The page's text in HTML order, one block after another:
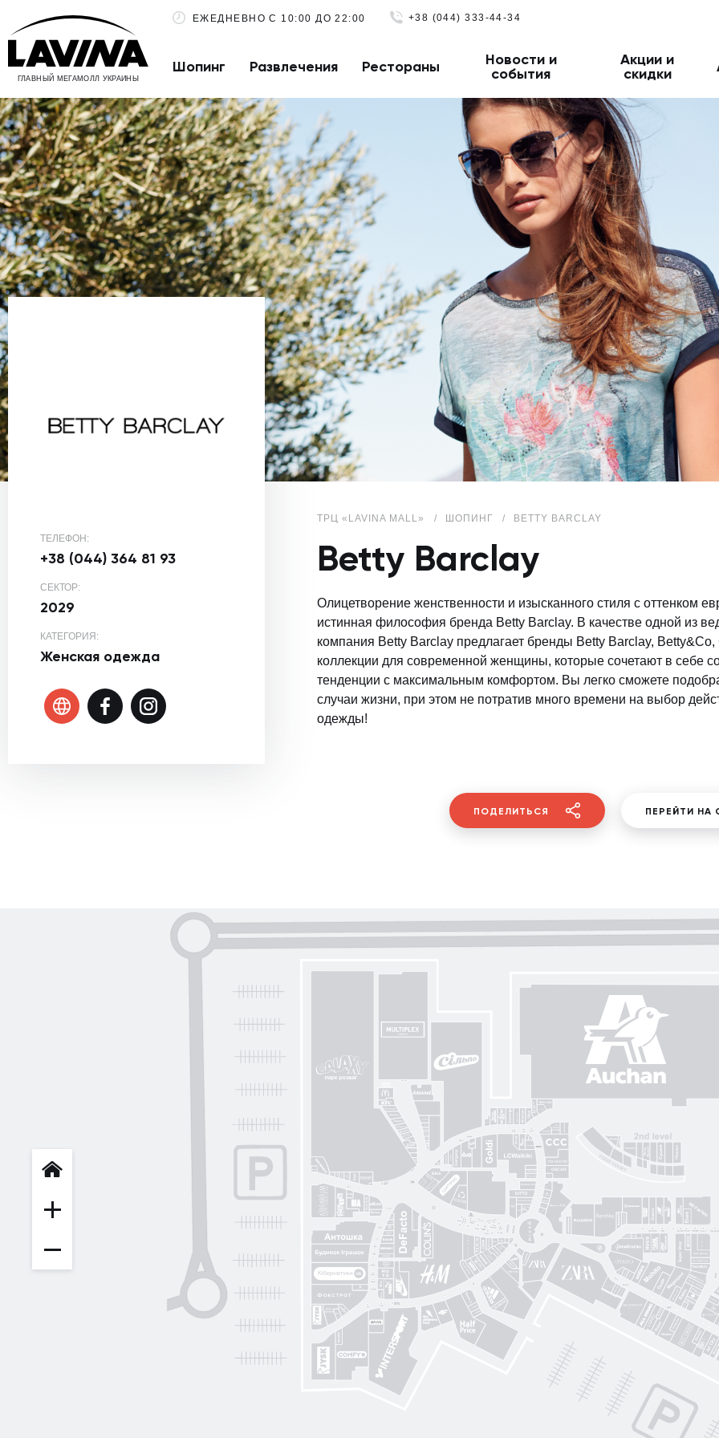
ГЛАВНЫЙ МЕГАМОЛЛ УКРАИНЫ
ЕЖЕДНЕВНО С 10:00 ДО 22:00 +38 (044) 333-44-34
Шопинг Развлечения Рестораны
Новости и
события
Акции и
скидки
ТЕЛЕФОН:
+38 (044) 364 81 93
СЕКТОР:
2029
КАТЕГОРИЯ:
Женская одежда
ТРЦ «LAVINA MALL» ШОПИНГ BETTY BARCLAY
Betty Barclay
Олицетворение женственности и изысканного стиля с оттенком
истинная философия бренда Betty Barclay. В качестве одной из
компания Betty Barclay предлагает бренды Betty Barclay,
коллекции для современной женщины, которые сочетают в себе
тенденции с максимальным комфортом. Вы легко сможете
случаи жизни, при этом не потратив много времени на выбор
одежды!
ПОДЕЛИТЬСЯ ПЕРЕЙТИ НА
Art City
Guide
Guess
Super Step
Yarmich
MD Fashion
Авіація Галичини
Sкріпка
Lefard
Intimissimi UOMO
Blisk
Gorgany
Gorenje
Proзріння
Mariani Italy
OSCAR
Sushi Nice